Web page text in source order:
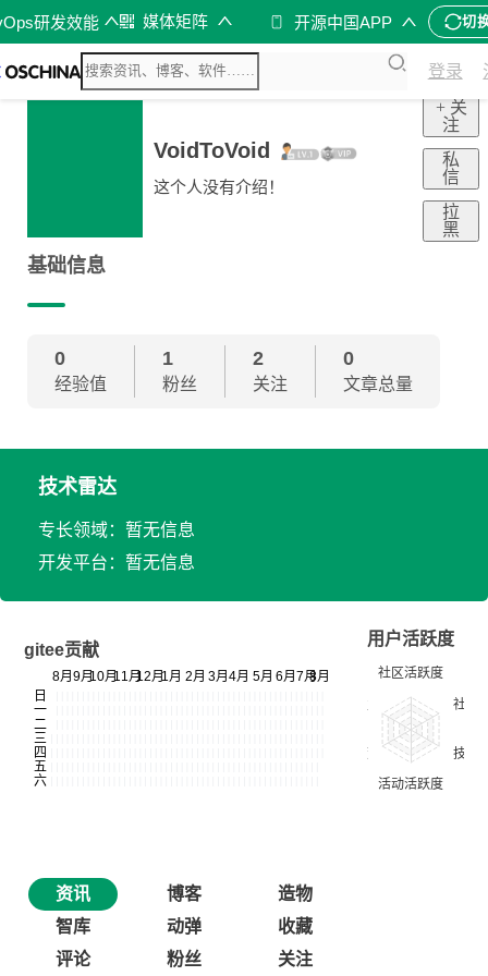
研发效能 媒体矩阵 开源中国APP 切
登录
VoidToVoid
这个人没有介绍！
+ 关
注
私
信
拉
黑
基础信息
0
经验值
1
粉丝
2
关注
0
文章总量
技术雷达
专长领域：暂无信息
开发平台：暂无信息
gitee贡献
用户活跃度
资讯 博客
造物
智库
动弹
收藏
评论
粉丝 关注